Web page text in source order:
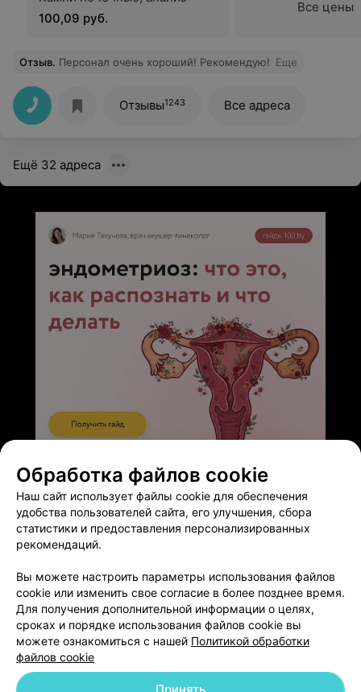
100,09 руб.
Все цены
Отзыв. Персонал очень хороший! Рекомендую! Еще
Отзывы1243 Все адреса
Ещё 32 адреса
Добавить специалиста
Обработка файлов cookie
Наш сайт использует файлы cookie для обеспечения
удобства пользователей сайта, его улучшения, сбора
статистики и предоставления персонализированных
рекомендаций.
Вы можете настроить параметры использования файлов
cookie или изменить свое согласие в более позднее время.
Для получения дополнительной информации о целях,
сроках и порядке использования файлов cookie вы
можете ознакомиться с нашей Политикой обработки
файлов cookie